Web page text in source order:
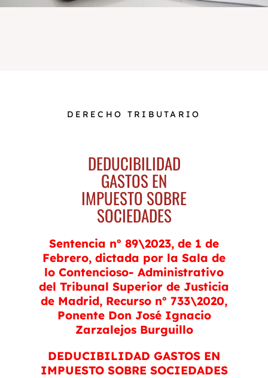
DERECHO TRIBUTARIO
DEDUCIBILIDAD
GASTOS EN
IMPUESTO SOBRE
SOCIEDADES
Sentencia nº 89\2023, de 1 de
Febrero, dictada por la Sala de
lo Contencioso- Administrativo
del Tribunal Superior de Justicia
de Madrid, Recurso nº 733\2020,
Ponente Don José Ignacio
Zarzalejos Burguillo
DEDUCIBILIDAD GASTOS EN
IMPUESTO SOBRE SOCIEDADES